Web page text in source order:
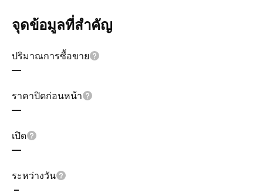
จุดข้อมูลที่สำคัญ
ปริมาณการซื้อขาย
—
ราคาปิดก่อนหน้า
—
เปิด
—
ระหว่างวัน
–